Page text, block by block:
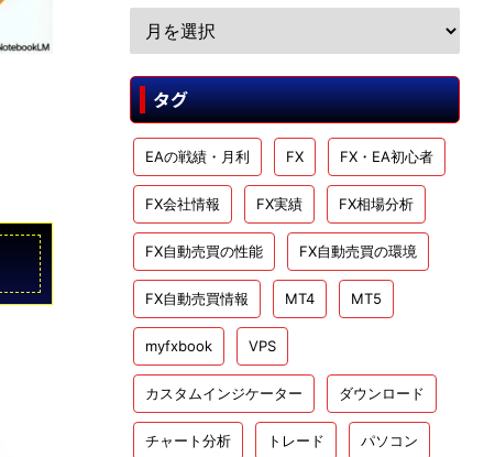
タグ
EAの戦績・月利 FX FX・EA初心者
FX会社情報 FX実績 FX相場分析
FX自動売買の性能 FX自動売買の環境
FX自動売買情報 MT4 MT5
myfxbook VPS
カスタムインジケーター ダウンロード
チャート分析 トレード パソコン